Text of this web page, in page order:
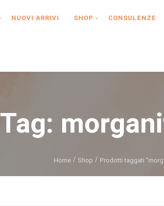
NUOVI ARRIVI SHOP CONSULENZE
Tag:
Home Shop Prodotti taggati